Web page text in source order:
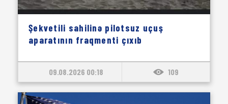
Şekvetili sahilinə pilotsuz uçuş
aparatının fraqmenti çıxıb
09.08.2026 00:18 109